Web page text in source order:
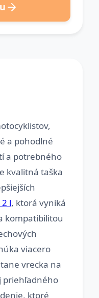
a pohodlné
a potrebného
kvalitná taška
l, ktorá vyniká
kompatibilitou
viacero
vrecka na
priehľadného
ktoré